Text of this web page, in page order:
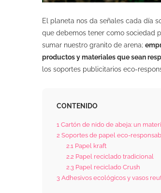
El planeta nos da señales cada día
que debemos tener como sociedad
sumar nuestro granito de arena;
productos y materiales que sean
los soportes publicitarios eco-
CONTENIDO
1 Cartón de nido de abeja: un
2 Soportes de papel eco-
2.1 Papel kraft
2.2 Papel reciclado tradicional
2.3 Papel reciclado Crush
3 Adhesivos ecológicos y vasos